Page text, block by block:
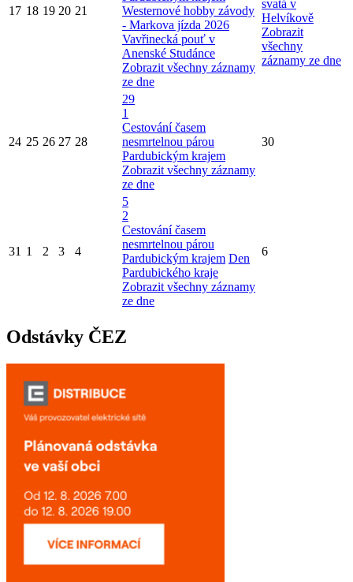
17 18 19 20 21
Westernové hobby závody
- Markova jízda 2026
Vavřinecká pouť v
Anenské Studánce
Zobrazit všechny záznamy
ze dne
svatá v
Helvíkově
Zobrazit
všechny
záznamy ze dne
24 25 26 27 28
29
1
Cestování časem
nesmrtelnou párou
Pardubickým krajem
Zobrazit všechny záznamy
ze dne
30
31 1 2 3 4
5
2
Cestování časem
nesmrtelnou párou
Pardubickým krajem Den
Pardubického kraje
Zobrazit všechny záznamy
ze dne
6
Odstávky ČEZ